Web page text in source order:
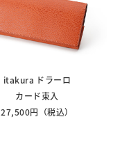
itakura ドラーロ
カード束入
27,500円（税込）